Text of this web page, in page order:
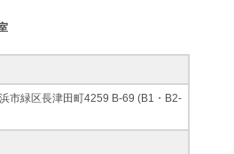
市緑区長津田町4259 B-69 (B1・B2-